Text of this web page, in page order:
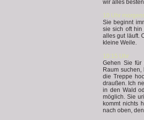
wir alles
10 Uhr
Sie beginnt
sie sich oft hin
alles gut läuft.
kleine Weile.
10:15 Uhr
Gehen Sie
Raum
die Treppe
draußen. Ich
in den Wald
möglich. Sie
kommt nichts
nach oben,